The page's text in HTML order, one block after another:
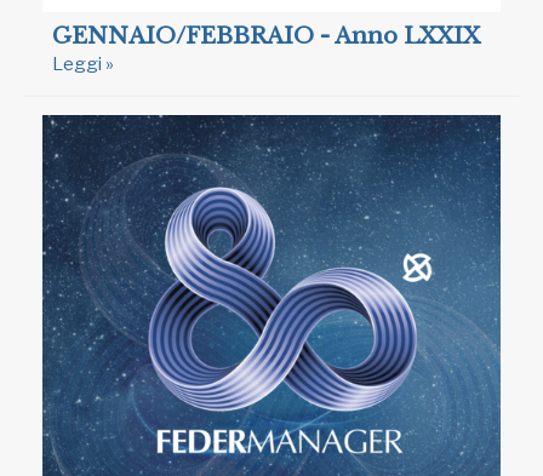
GENNAIO/FEBBRAIO - Anno LXXIX
Leggi »